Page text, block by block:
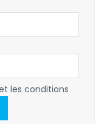
les conditions